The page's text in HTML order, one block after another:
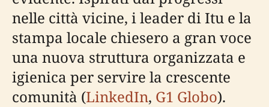
nelle città vicine, i leader di Itu e la
stampa locale chiesero a gran voce
una nuova struttura organizzata e
igienica per servire la crescente
comunità (LinkedIn, G1 Globo).